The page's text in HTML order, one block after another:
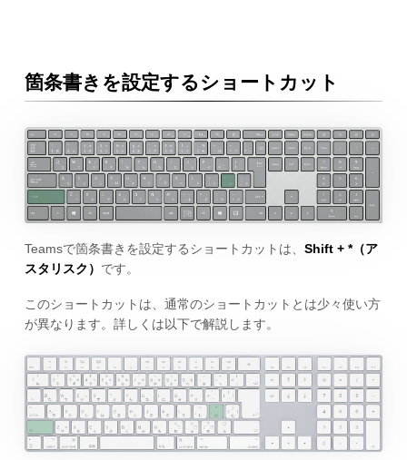
箇条書きを設定するショートカット
Teamsで箇条書きを設定するショートカットは、 Shift + *（ア
スタリスク） です。
このショートカットは、通常のショートカットとは少々使い方
が異なります。詳しくは以下で解説します。